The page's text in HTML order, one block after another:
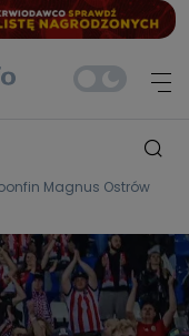
Magnus Ostrów